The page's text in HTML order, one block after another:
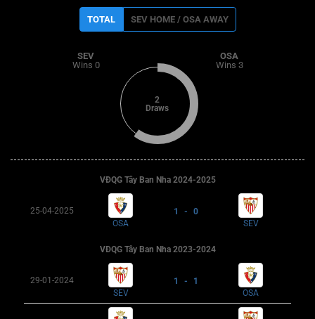
TOTAL SEV HOME / OSA AWAY
SEV
Wins 0
2
Draws
OSA
Wins 3
VĐQG Tây Ban Nha 2024-2025
25-04-2025
OSA
1 - 0
SEV
VĐQG Tây Ban Nha 2023-2024
29-01-2024
SEV
1 - 1
OSA